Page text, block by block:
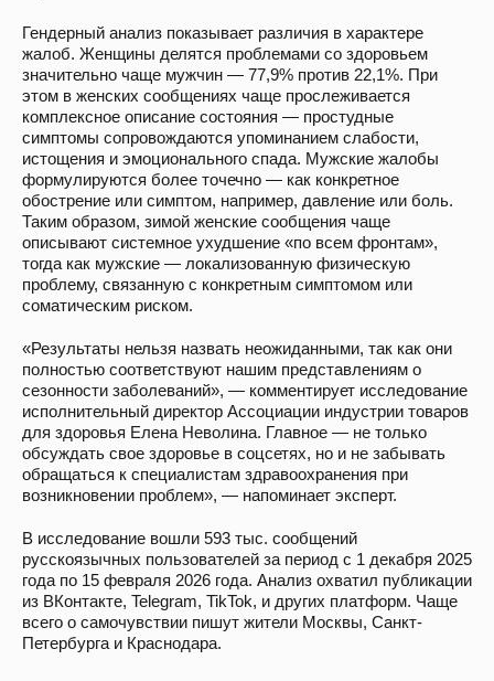
Гендерный анализ показывает различия в характере
жалоб. Женщины делятся проблемами со здоровьем
значительно чаще мужчин — 77,9% против 22,1%. При
этом в женских сообщениях чаще прослеживается
комплексное описание состояния — простудные
симптомы сопровождаются упоминанием слабости,
истощения и эмоционального спада. Мужские жалобы
формулируются более точечно — как конкретное
обострение или симптом, например, давление или боль.
Таким образом, зимой женские сообщения чаще
описывают системное ухудшение «по всем фронтам»,
тогда как мужские — локализованную физическую
проблему, связанную с конкретным симптомом или
соматическим риском.
«Результаты нельзя назвать неожиданными, так как они
полностью соответствуют нашим представлениям о
сезонности заболеваний», — комментирует исследование
исполнительный директор Ассоциации индустрии товаров
для здоровья Елена Неволина. Главное — не только
обсуждать свое здоровье в соцсетях, но и не забывать
обращаться к специалистам здравоохранения при
возникновении проблем», — напоминает эксперт.
В исследование вошли 593 тыс. сообщений
русскоязычных пользователей за период с 1 декабря 2025
года по 15 февраля 2026 года. Анализ охватил публикации
из ВКонтакте, Telegram, TikTok, и других платформ. Чаще
всего о самочувствии пишут жители Москвы, Санкт-
Петербурга и Краснодара.